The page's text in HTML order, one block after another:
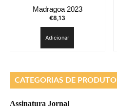
Madragoa 2023
€8,13
Adicionar
CATEGORIAS DE PRODUTO
Assinatura Jornal